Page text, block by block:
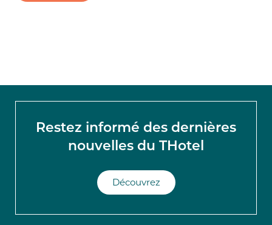
Restez informé des dernières
nouvelles du THotel
Découvrez